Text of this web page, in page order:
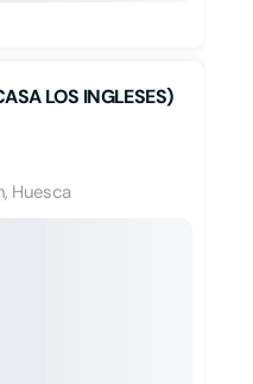
LOS INGLESES)
Huesca